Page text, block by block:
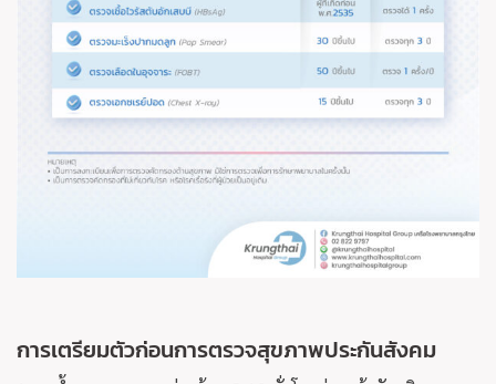
การเตรียมตัวก่อนการตรวจสุขภาพประกันสังคม